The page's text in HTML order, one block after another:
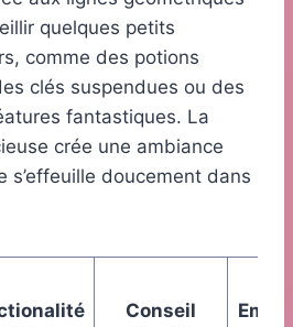
quelques petits
comme des potions
clés suspendues ou des
fantastiques. La
crée une ambiance
s’effeuille doucement dans
Conseil